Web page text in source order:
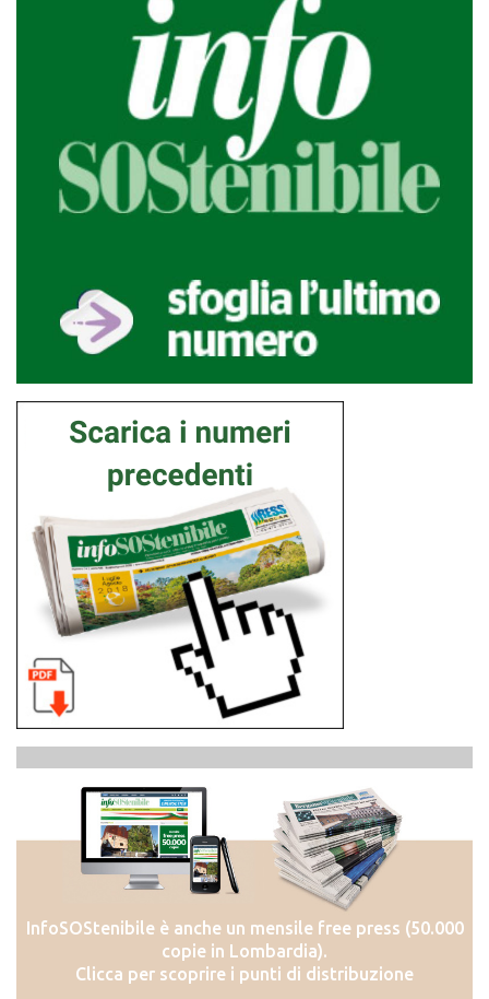
InfoSOStenibile è anche un mensile free press (50.000
copie in Lombardia).
Clicca per scoprire i punti di distribuzione